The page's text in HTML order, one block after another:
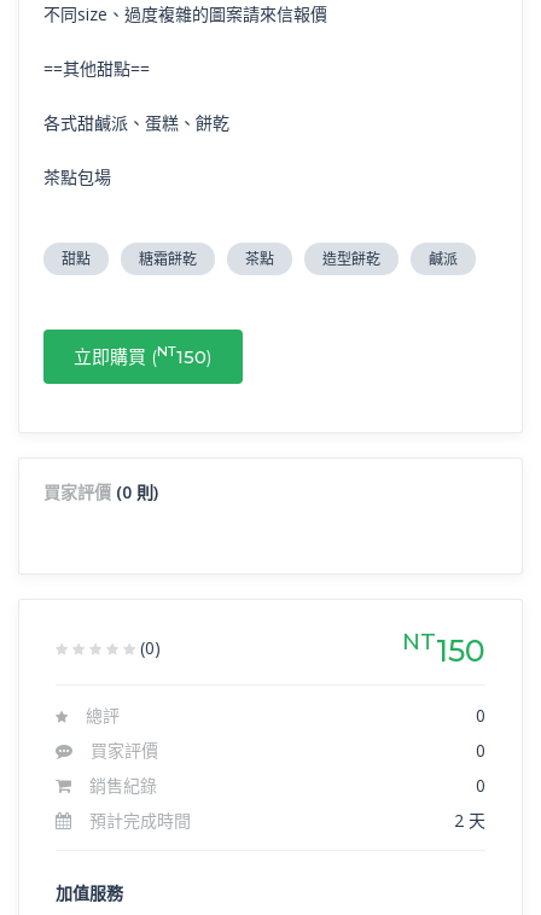
不同size、過度複雜的圖案請來信報價
==其他甜點==
各式甜鹹派、蛋糕、餅乾
茶點包場
甜點 糖霜餅乾 茶點 造型餅乾 鹹派
立即購買 (NT150)
買家評價 (0 則)
(0) NT150
總評
0
買家評價
0
銷售紀錄
0
預計完成時間
2 天
加值服務